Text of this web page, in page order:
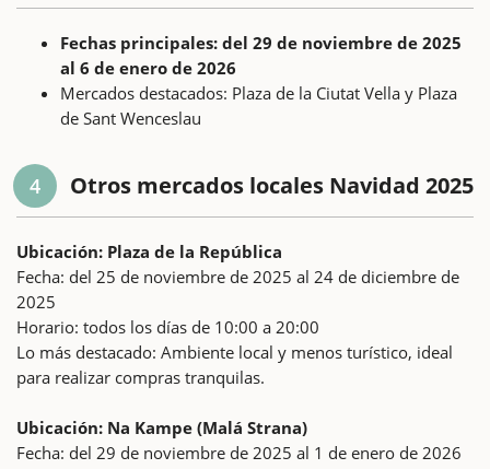
Fechas principales: del 29 de noviembre de 2025
al 6 de enero de 2026
Mercados destacados: Plaza de la Ciutat Vella y Plaza
de Sant Wenceslau
4 Otros mercados locales Navidad 2025
Ubicación: Plaza de la República
Fecha: del 25 de noviembre de 2025 al 24 de diciembre de
2025
Horario: todos los días de 10:00 a 20:00
Lo más destacado: Ambiente local y menos turístico, ideal
para realizar compras tranquilas.
Ubicación: Na Kampe (Malá Strana)
Fecha: del 29 de noviembre de 2025 al 1 de enero de 2026